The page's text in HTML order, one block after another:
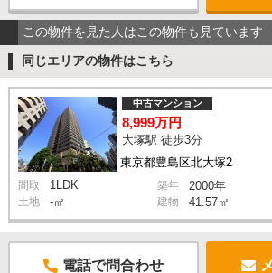
この物件を見た人はこの物件も見ています
同じエリアの物件はこちら
東京都豊島区北大塚2
中古マンション
8,999万円
大塚駅 徒歩3分
間取 1LDK 築年 2000年
土地 -㎡ 建物 41.57㎡
電話で問合わせ